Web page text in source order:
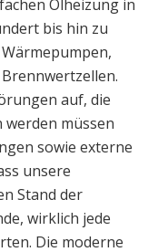
Ölheizung in
bis hin zu
auf, die
müssen
sowie externe
unsere
Stand der
wirklich jede
Die moderne